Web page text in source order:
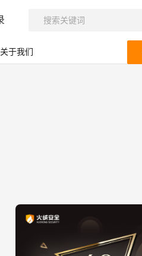
关于我们